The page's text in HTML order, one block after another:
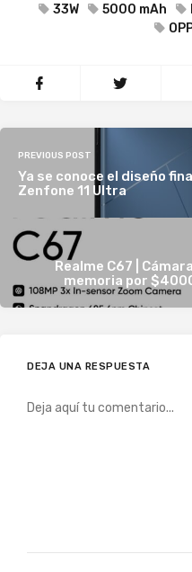
33W 5000 mAh
PREVIOUS POST
Ya se conoce el diseño
Zenfone 11 Ultra
Realme C67 |
memoria por
DEJA UNA RESPUESTA